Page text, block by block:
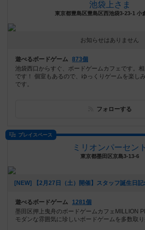
池袋上さま
東京都豊島区豊島区西池袋3-23-1 小
お知らせはありません
遊べるボードゲーム 873個
池袋西口からすぐ、ボードゲームカフェです。
です！ 個室もあるので、ゆっくりゲームを楽し
です。
フォローする
プレイスペース
ミリオンパーセント
東京都墨田区京島3-13-6
遊べるボードゲーム
1281個
墨田区押上曳舟のボードゲームカフェMILLION
モダンな雰囲気に珍しいボードゲームを多数取